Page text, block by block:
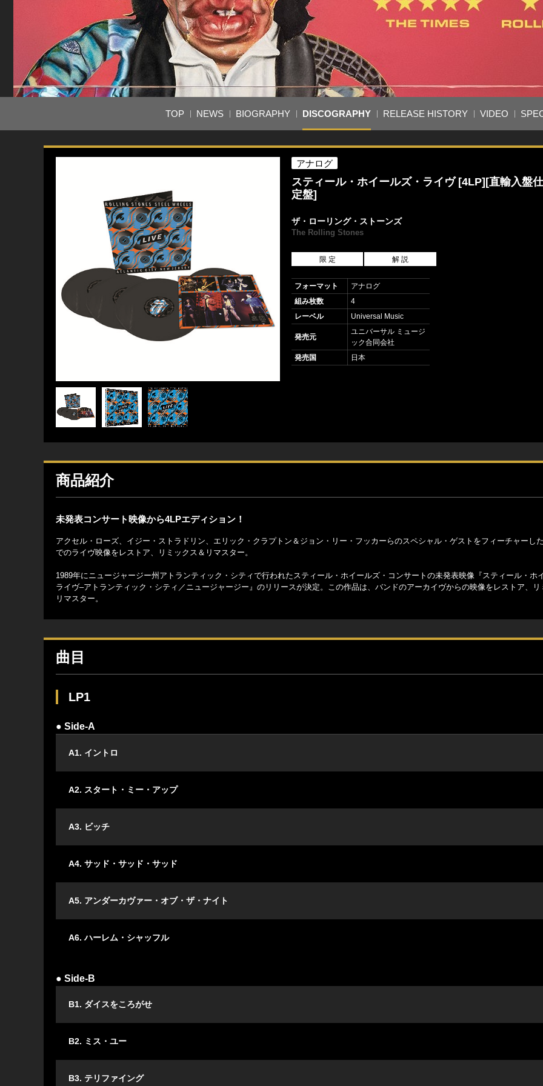
TOP NEWS BIOGRAPHY DISCOGRAPHY RELEASE HISTORY VIDEO
アナログ
スティール・ホイールズ・ライヴ [4LP][直輸入盤
定盤]
ザ・ローリング・ストーンズ
The Rolling Stones
限 定 解 説
フォーマット
アナログ
組み枚数
4
レーベル
Universal Music
発売元
ユニバーサル ミュージ
ック合同会社
発売国
日本
商品紹介
未発表コンサート映像から4LPエディション！
アクセル・ローズ、イジー・ストラドリン、エリック・クラプトン＆ジョン・リー・フッカーらのスペシャル・ゲストをフィーチャーし
でのライヴ映像をレストア、リミックス＆リマスター。
1989年にニュージャージー州アトランティック・シティで行われたスティール・ホイールズ・コンサートの未発表映像『スティール・ホ
ライヴ–アトランティック・シティ／ニュージャージー』のリリースが決定。この作品は、バンドのアーカイヴからの映像をレストア、リ
リマスター。
曲目
LP1
● Side-A
A1. イントロ
A2. スタート・ミー・アップ
A3. ビッチ
A4. サッド・サッド・サッド
A5. アンダーカヴァー・オブ・ザ・ナイト
A6. ハーレム・シャッフル
● Side-B
B1. ダイスをころがせ
B2. ミス・ユー
B3. テリファイング